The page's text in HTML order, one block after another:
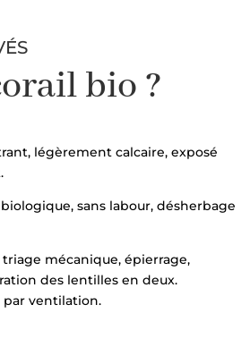
bio ?
légèrement calcaire, exposé
sans labour, désherbage
mécanique, épierrage,
des lentilles en deux.
par ventilation.